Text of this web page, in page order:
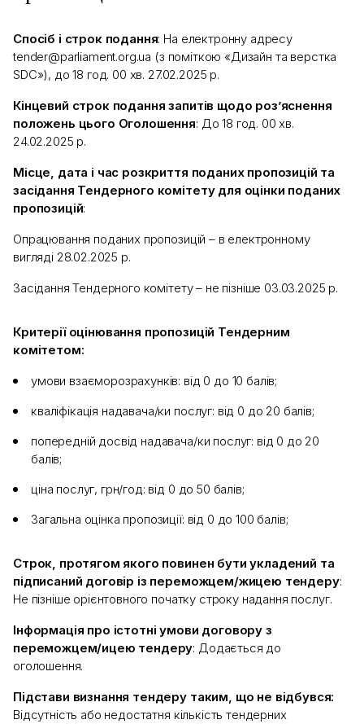
Спосіб і строк подання: На електронну адресу
tender@parliament.org.ua (з поміткою «Дизайн та верстка
SDC»), до 18 год. 00 хв. 27.02.2025 р.
Кінцевий строк подання запитів щодо роз’яснення
положень цього Оголошення: До 18 год. 00 хв.
24.02.2025 р.
Місце, дата і час розкриття поданих пропозицій та
засідання Тендерного комітету для оцінки поданих
пропозицій:
Опрацювання поданих пропозицій – в електронному
вигляді 28.02.2025 р.
Засідання Тендерного комітету – не пізніше 03.03.2025 р.
Критерії оцінювання пропозицій Тендерним
комітетом:
умови взаєморозрахунків: від 0 до 10 балів;
кваліфікація надавача/ки послуг: від 0 до 20 балів;
попередній досвід надавача/ки послуг: від 0 до 20
балів;
ціна послуг, грн/год: від 0 до 50 балів;
Загальна оцінка пропозиції: від 0 до 100 балів;
Строк, протягом якого повинен бути укладений та
підписаний договір із переможцем/жицею тендеру:
Не пізніше орієнтовного початку строку надання послуг.
Інформація про істотні умови договору з
переможцем/ицею тендеру: Додається до
оголошення.
Підстави визнання тендеру таким, що не відбувся:
Відсутність або недостатня кількість тендерних